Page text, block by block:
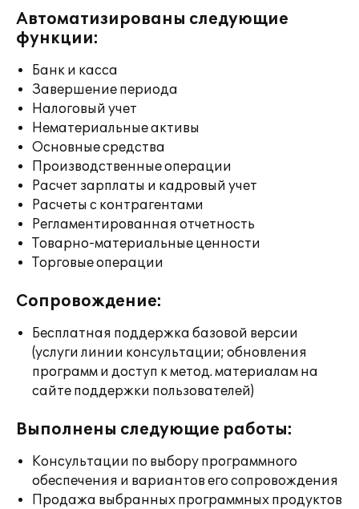
Автоматизированы следующие
функции:
Банк и касса
Завершение периода
Налоговый учет
Нематериальные активы
Основные средства
Производственные операции
Расчет зарплаты и кадровый учет
Расчеты с контрагентами
Регламентированная отчетность
Товарно-материальные ценности
Торговые операции
Сопровождение:
Бесплатная поддержка базовой версии
(услуги линии консультации; обновления
программ и доступ к метод. материалам на
сайте поддержки пользователей)
Выполнены следующие работы:
Консультации по выбору программного
обеспечения и вариантов его сопровождения
Продажа выбранных программных продуктов